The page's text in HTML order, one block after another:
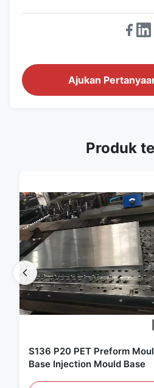
Ajukan
Produk
S136 P20 PET Preform
Base Injection Mould Base